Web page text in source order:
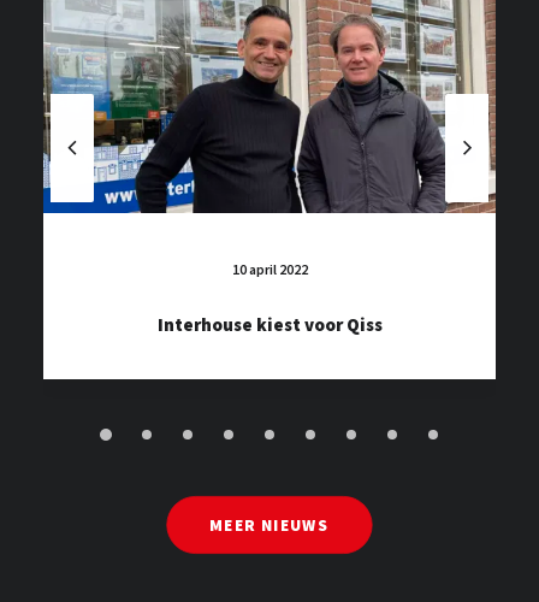
10 april 2022
Interhouse kiest voor Qiss
MEER NIEUWS